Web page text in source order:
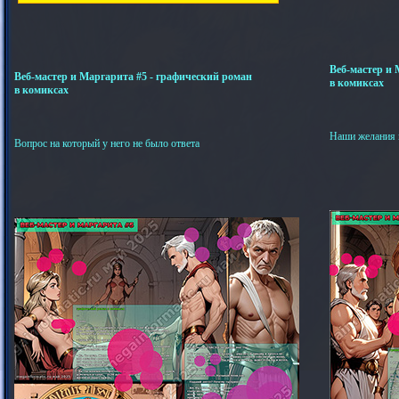
Веб-мастер и Маргарита #5 - графический роман
в комиксах
Вопрос на который у него не было ответа
Веб-мастер и
в комиксах
Наши желания